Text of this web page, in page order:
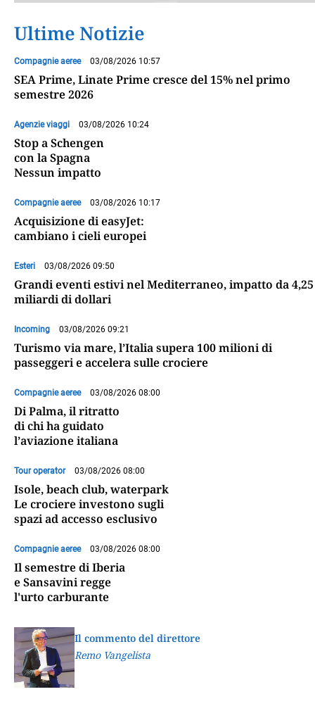
Ultime Notizie
Compagnie aeree 03/08/2026 10:57
SEA Prime, Linate Prime cresce del 15% nel primo
semestre 2026
Agenzie viaggi 03/08/2026 10:24
Stop a Schengen
con la Spagna
Nessun impatto
Compagnie aeree 03/08/2026 10:17
Acquisizione di easyJet:
cambiano i cieli europei
Esteri 03/08/2026 09:50
Grandi eventi estivi nel Mediterraneo, impatto da 4,25
miliardi di dollari
Incoming 03/08/2026 09:21
Turismo via mare, l’Italia supera 100 milioni di
passeggeri e accelera sulle crociere
Compagnie aeree 03/08/2026 08:00
Di Palma, il ritratto
di chi ha guidato
l’aviazione italiana
Tour operator 03/08/2026 08:00
Isole, beach club, waterpark
Le crociere investono sugli
spazi ad accesso esclusivo
Compagnie aeree 03/08/2026 08:00
Il semestre di Iberia
e Sansavini regge
l'urto carburante
Il commento del direttore
Remo Vangelista